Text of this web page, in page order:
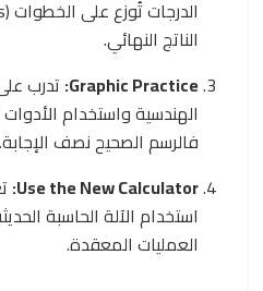
الناتج النهائي.
Graphic Practice: تدرب
الهندسية واستخدام
فالرسم الصحيح نصف الإجابة.
Use the New Calculator:
استخدام الآلة الحاسبة
العمليات المعقدة.